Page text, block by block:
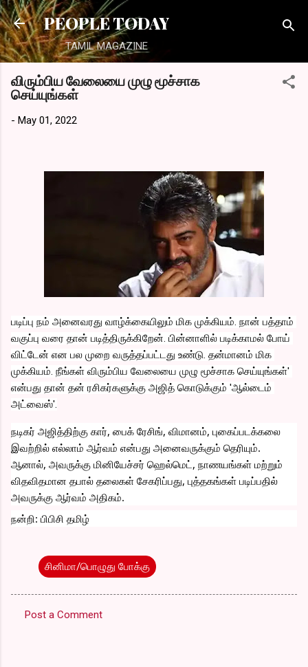
Skip to main content
PEOPLE TODAY
TAMIL MAGAZINE
விரும்பிய வேலையை முழு மூச்சாக
செய்யுங்கள்
- May 01, 2022
படிப்பு நம் அனைவரது வாழ்க்கையிலும் மிக முக்கியம். நான் பத்தாம்
வகுப்பு வரை தான் படித்திருக்கிறேன். பின்னாளில் படிக்காமல் போய்
விட்டேன் என பல முறை வருத்தப்பட்டது உண்டு. தன்மானம் மிக
முக்கியம். நீங்கள் விரும்பிய வேலையை முழு மூச்சாக செய்யுங்கள்'
என்பது தான் தன் ரசிகர்களுக்கு அஜித் கொடுக்கும் 'ஆல்டைம்
அட்வைஸ்'.
நடிகர் அஜித்திற்கு கார், பைக் ரேசிங், விமானம், புகைப்படக்கலை
இவற்றில் எல்லாம் ஆர்வம் என்பது அனைவருக்கும் தெரியும்.
ஆனால், அவருக்கு மினியேச்சர் ஹெல்மெட், நாணயங்கள் மற்றும்
விதவிதமான தபால் தலைகள் சேகரிப்பது, புத்தகங்கள் படிப்பதில்
அவருக்கு ஆர்வம் அதிகம்.
நன்றி: பிபிசி தமிழ்
சினிமா/பொழுது போக்கு
Post a Comment